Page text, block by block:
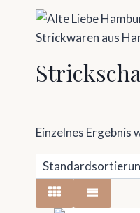
springen
Einzelnes Ergebnis